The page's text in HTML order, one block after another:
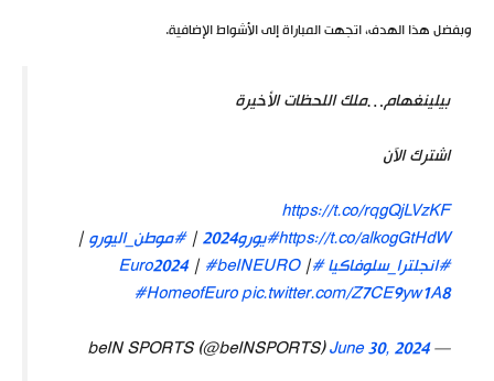
وبفضل هذا الهدف، اتجهت المباراة إلى الأشواط الإضافية.
بيلينغهام…ملك اللحظات الأخيرة
اشترك الآن
https://t.co/rqgQjLVzKF
https://t.co/alkogGtHdW#يورو2024 |#موطن_اليورو|
#انجلترا_سلوفاكيا#Euro2024
| #beINEURO|
#HomeofEuropic.twitter.com/Z7CE9yw1A8
— beIN SPORTS (@beINSPORTS)
June 30, 2024